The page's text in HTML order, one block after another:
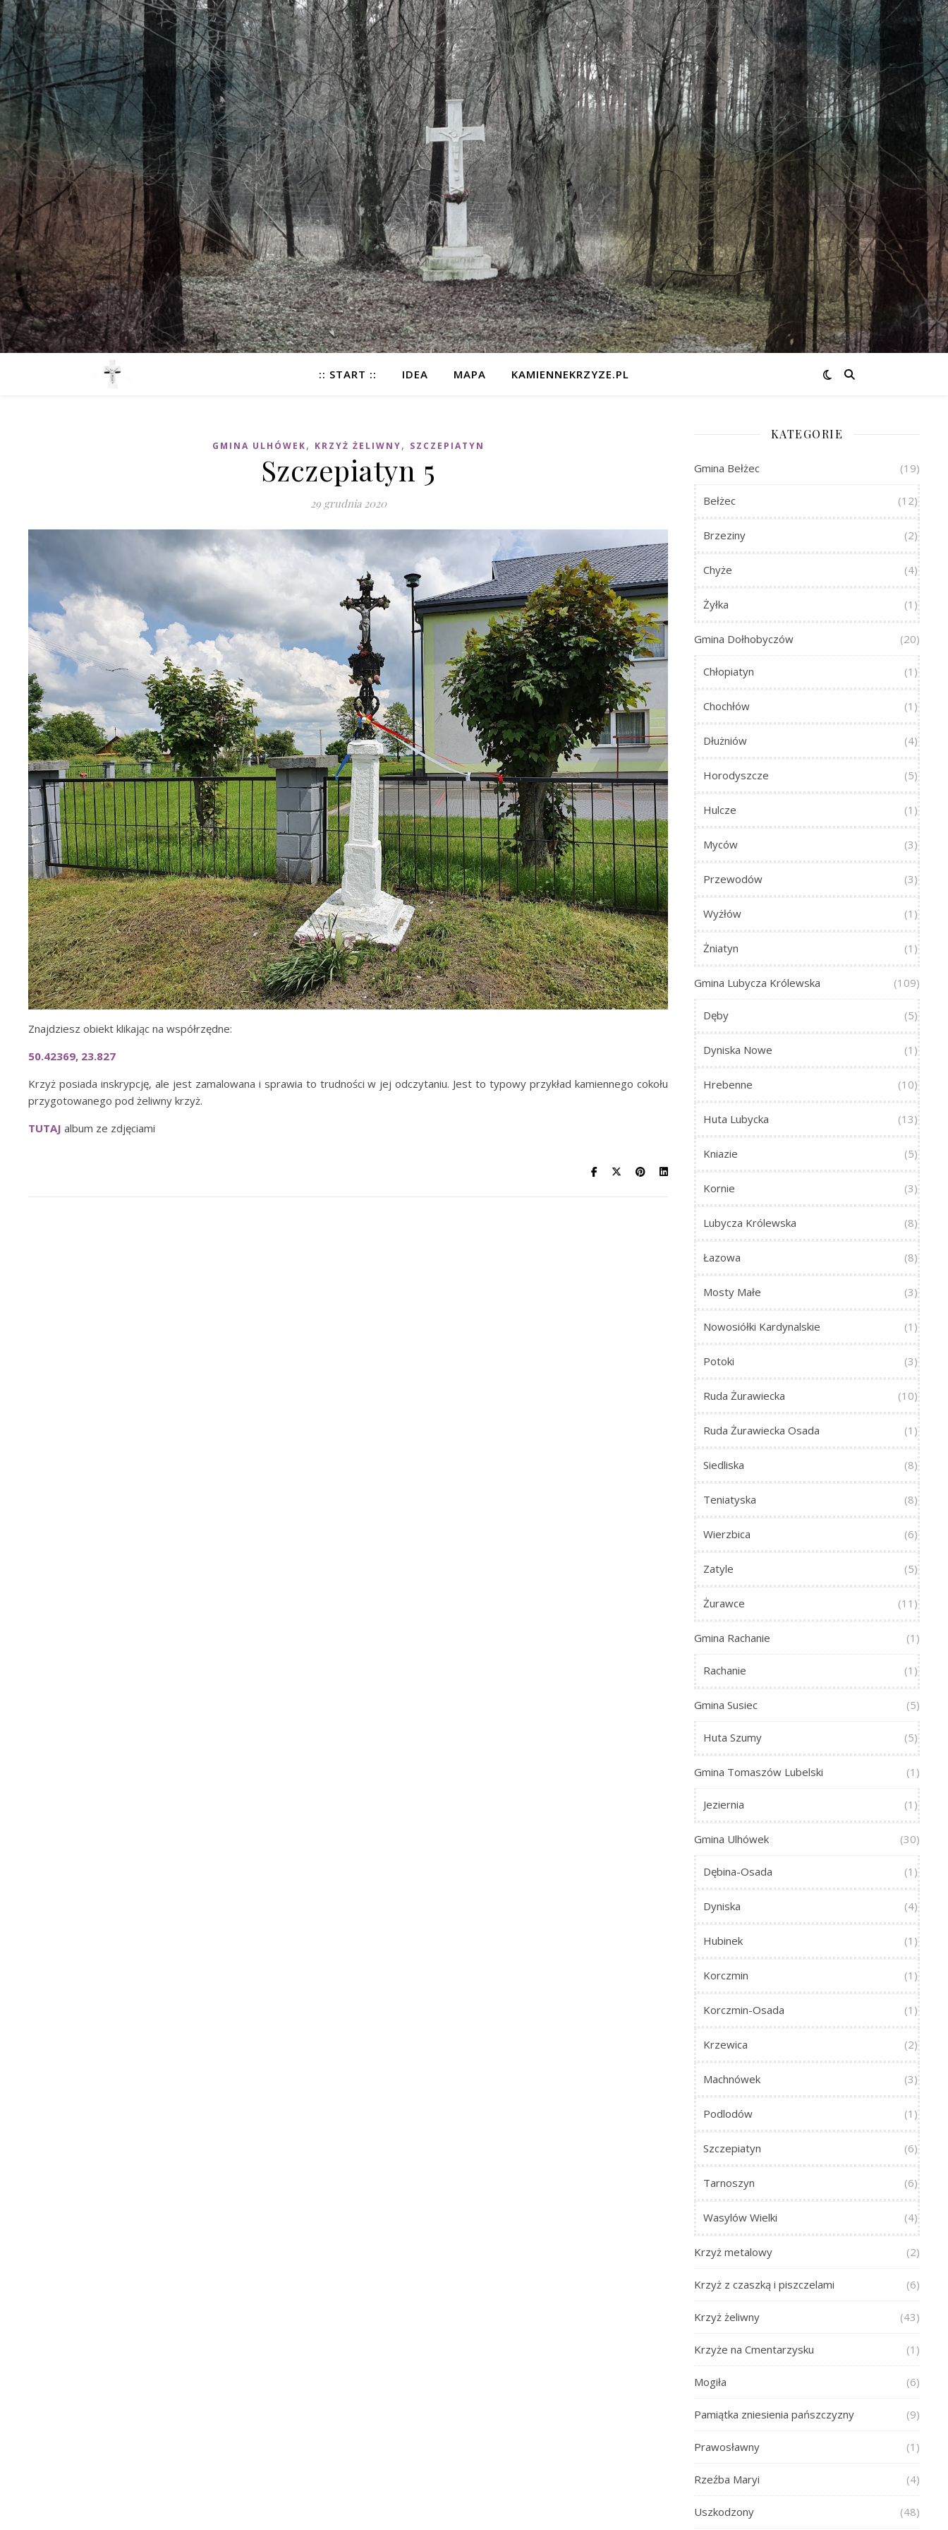
:: START :: IDEA MAPA KAMIENNEKRZYZE.PL
GMINA ULHÓWEK, KRZYŻ ŻELIWNY, SZCZEPIATYN
Szczepiatyn 5
29 grudnia 2020
Znajdziesz obiekt klikając na współrzędne:
50.42369, 23.827
Krzyż posiada inskrypcję, ale jest zamalowana i sprawia to trudności w jej odczytaniu. Jest to typowy przykład kamiennego cokołu
przygotowanego pod żeliwny krzyż.
TUTAJ album ze zdjęciami
KATEGORIE
Gmina Bełżec (19)
Bełżec (12)
Brzeziny (2)
Chyże (4)
Żyłka (1)
Gmina Dołhobyczów (20)
Chłopiatyn (1)
Chochłów (1)
Dłużniów (4)
Horodyszcze (5)
Hulcze (1)
Myców (3)
Przewodów (3)
Wyżłów (1)
Żniatyn (1)
Gmina Lubycza Królewska (109)
Dęby (5)
Dyniska Nowe (1)
Hrebenne (10)
Huta Lubycka (13)
Kniazie (5)
Kornie (3)
Lubycza Królewska (8)
Łazowa (8)
Mosty Małe (3)
Nowosiółki Kardynalskie (1)
Potoki (3)
Ruda Żurawiecka (10)
Ruda Żurawiecka Osada (1)
Siedliska (8)
Teniatyska (8)
Wierzbica (6)
Zatyle (5)
Żurawce (11)
Gmina Rachanie (1)
Rachanie (1)
Gmina Susiec (5)
Huta Szumy (5)
Gmina Tomaszów Lubelski (1)
Jeziernia (1)
Gmina Ulhówek (30)
Dębina-Osada (1)
Dyniska (4)
Hubinek (1)
Korczmin (1)
Korczmin-Osada (1)
Krzewica (2)
Machnówek (3)
Podlodów (1)
Szczepiatyn (6)
Tarnoszyn (6)
Wasylów Wielki (4)
Krzyż metalowy (2)
Krzyż z czaszką i piszczelami (6)
Krzyż żeliwny (43)
Krzyże na Cmentarzysku (1)
Mogiła (6)
Pamiątka zniesienia pańszczyzny (9)
Prawosławny (1)
Rzeźba Maryi (4)
Uszkodzony (48)